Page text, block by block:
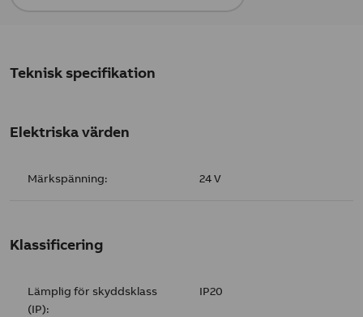
Teknisk specifikation
Elektriska värden
Märkspänning: 24 V
Klassificering
Lämplig för skyddsklass
(IP):
IP20